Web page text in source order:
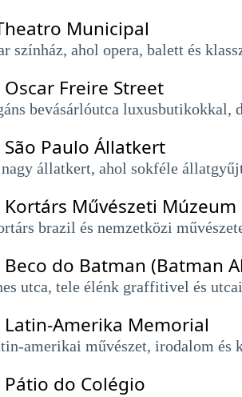
Municipal
színház, ahol opera, balett és
Oscar Freire Street
bevásárlóutca
São Paulo Állatkert
állatkert, ahol sokféle
Kortárs Művészeti Múzeum
brazil és nemzetközi
Beco do Batman (Batman
utca, tele élénk graffitivel és
Latin-Amerika Memorial
amerikai művészet, irodalom és
Pátio do Colégio